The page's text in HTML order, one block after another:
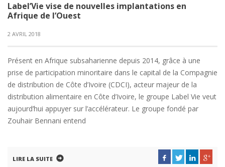
Label’Vie vise de nouvelles implantations en
Afrique de l’Ouest
2 AVRIL 2018
Présent en Afrique subsaharienne depuis 2014, grâce à une
prise de participation minoritaire dans le capital de la Compagnie
de distribution de Côte d’Ivoire (CDCI), acteur majeur de la
distribution alimentaire en Côte d’Ivoire, le groupe Label Vie veut
aujourd’hui appuyer sur l’accélérateur. Le groupe fondé par
Zouhair Bennani entend
LIRE LA SUITE